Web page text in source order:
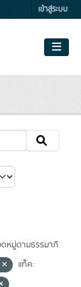
เข้าสู่ระบบ
หมู่ตามธรรมาภิ
แท็ค: